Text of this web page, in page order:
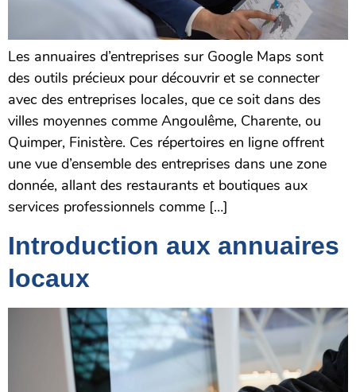
Les annuaires d’entreprises sur Google Maps sont
des outils précieux pour découvrir et se connecter
avec des entreprises locales, que ce soit dans des
villes moyennes comme Angoulême, Charente, ou
Quimper, Finistère. Ces répertoires en ligne offrent
une vue d’ensemble des entreprises dans une zone
donnée, allant des restaurants et boutiques aux
services professionnels comme […]
Introduction aux annuaires
locaux